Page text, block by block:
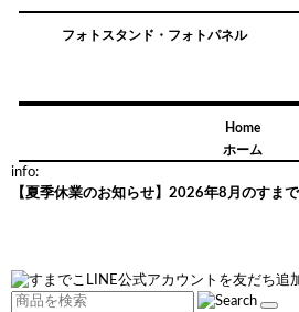
フォトスタンド・フォトパネル
Home
ホーム
info:
【夏季休業のお知らせ】2026年8月のすま